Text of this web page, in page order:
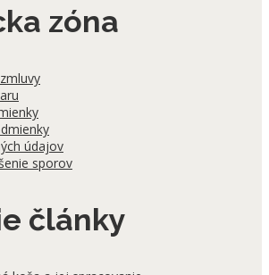
zóna
údajov
sporov
články